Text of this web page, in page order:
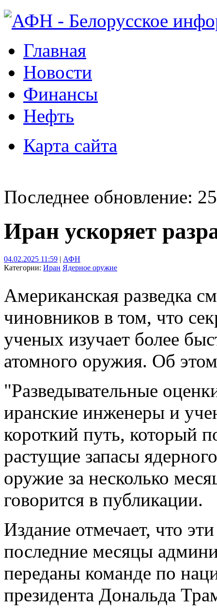
Главная
Новости
Финансы
Нефть
Карта сайта
Последнее обновление:
Иран ускоряет
04.02.2025 11:59 | АФН
Категории: Иран Ядерное оружие
Американская разведка
чиновников в том, что
ученых изучает более
атомного оружия. Об
"Разведывательные
иранские инженеры и
короткий путь, который
растущие запасы
оружие за несколько
говорится в публикации.
Издание отмечает, что
последние месяцы
переданы команде по
президента Дональда